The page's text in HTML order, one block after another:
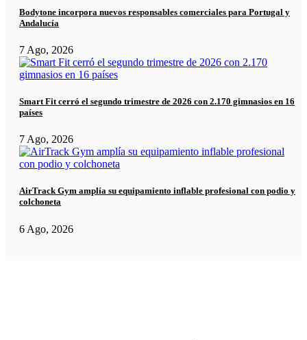
Bodytone incorpora nuevos responsables comerciales para Portugal y
Andalucía
7 Ago, 2026
Smart Fit cerró el segundo trimestre de 2026 con 2.170 gimnasios en 16
países
7 Ago, 2026
AirTrack Gym amplía su equipamiento inflable profesional con podio y
colchoneta
6 Ago, 2026